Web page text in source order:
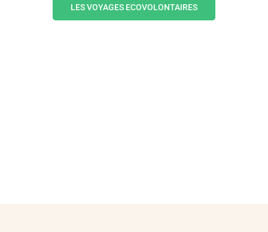
LES VOYAGES ECOVOLONTAIRES